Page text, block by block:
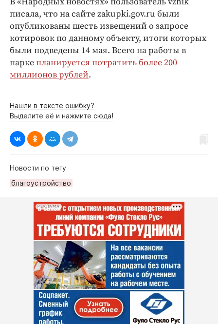
писала, что на сайте zakupki.gov.ru были
опубликованы шесть извещений о запросе
котировок по данному объекту, итоги которых
были подведены 14 мая. Всего на работы в
паркепланируется потратить более 200
миллионов рублей.
Нашли в тексте ошибку?
Выделите её и нажмите сюда!
Новости по тегу
благоустройство
РЕКЛАМА